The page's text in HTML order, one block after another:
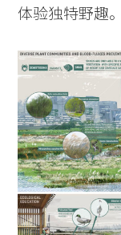
体验独特野趣。